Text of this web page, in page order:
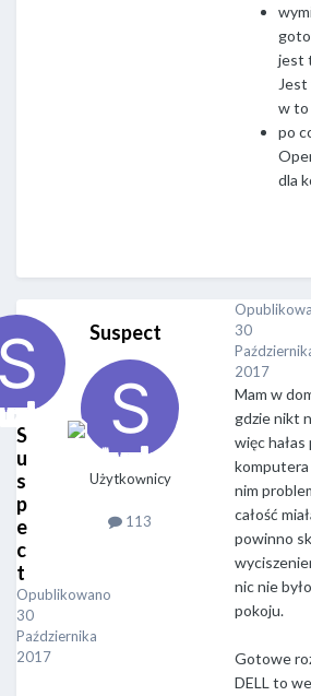
jest
w to
po
dla
S
u
s
p
e
c
t
Opublikowano
30
Października
2017
Suspect
Użytkownicy
113
30
2017
Mam w
gdzie nikt
więc
nim
całość
powinno
nic nie
pokoju.
Gotowe
DELL to